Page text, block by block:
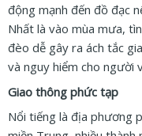
động mạnh đến đồ đạc
Nhất là vào mùa mưa,
đèo dễ gây ra ách tắc
và nguy hiểm cho người
Giao thông phức tạp
Nổi tiếng là địa phương